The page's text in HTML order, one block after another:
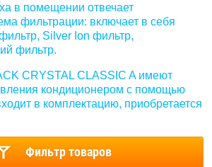
в помещении отвечает
фильтрации: включает в себя
Silver Ion фильтр,
фильтр.
CRYSTAL CLASSIC A имеют
кондиционером с помощью
в комплектацию, приобретается
Фильтр товаров